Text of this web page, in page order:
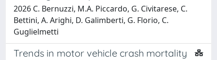
2026 C. Bernuzzi, M.A. Piccardo, G. Civitarese, C.
Bettini, A. Arighi, D. Galimberti, G. Florio, C.
Guglielmetti
Trends in motor vehicle crash mortality